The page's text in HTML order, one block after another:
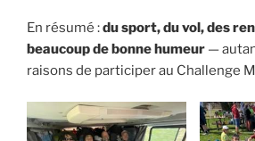
En résumé :du sport, du vol, des
beaucoup de bonne humeur —
raisons de participer au Challenge